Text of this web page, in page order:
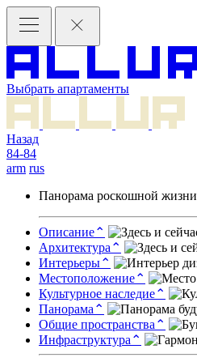
Выбрать апартаменты
Назад
84-84
arm rus
Панорама роскошной жизни
Описание⌃
Архитектура ⌃
Интерьеры⌃
Местоположение⌃
Культурное наследие⌃
Панорама ⌃
Общие пространства ⌃
Инфраструктура ⌃